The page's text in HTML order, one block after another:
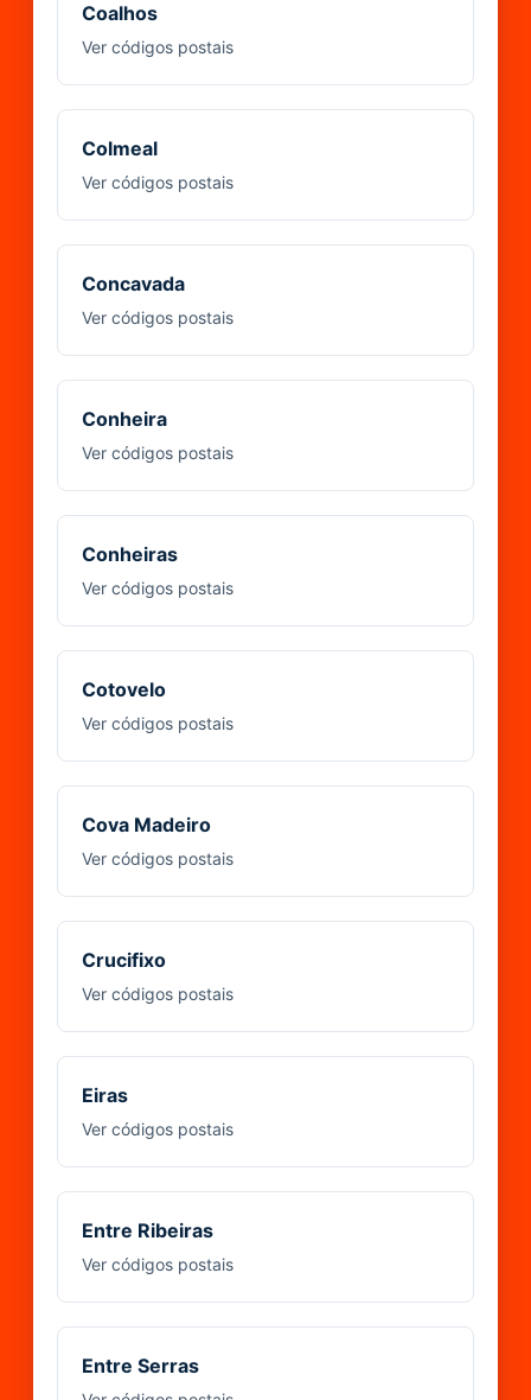
Coalhos
Ver códigos postais
Colmeal
Ver códigos postais
Concavada
Ver códigos postais
Conheira
Ver códigos postais
Conheiras
Ver códigos postais
Cotovelo
Ver códigos postais
Cova Madeiro
Ver códigos postais
Crucifixo
Ver códigos postais
Eiras
Ver códigos postais
Entre Ribeiras
Ver códigos postais
Entre Serras